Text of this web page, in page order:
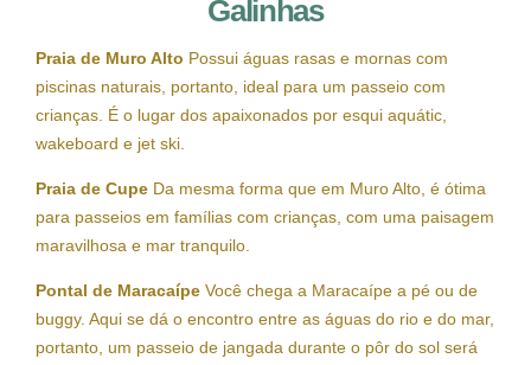
Galinhas
Praia de Muro Alto Possui águas rasas e mornas com
piscinas naturais, portanto, ideal para um passeio com
crianças. É o lugar dos apaixonados por esqui aquátic,
wakeboard e jet ski.
Praia de Cupe Da mesma forma que em Muro Alto, é ótima
para passeios em famílias com crianças, com uma paisagem
maravilhosa e mar tranquilo.
Pontal de Maracaípe Você chega a Maracaípe a pé ou de
buggy. Aqui se dá o encontro entre as águas do rio e do mar,
portanto, um passeio de jangada durante o pôr do sol será